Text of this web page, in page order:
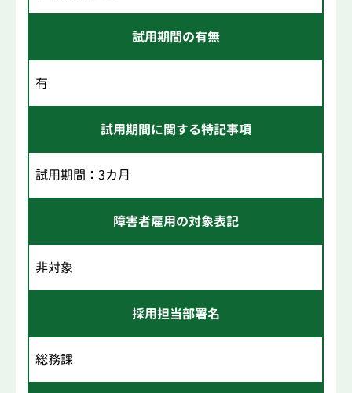
試用期間の有無
有
試用期間に関する特記事項
試用期間：3カ月
障害者雇用の対象表記
非対象
採用担当部署名
総務課